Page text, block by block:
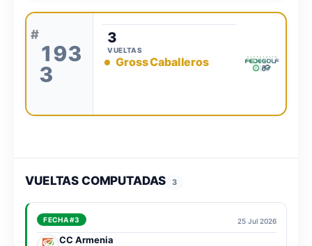
#
193
3
Gross Caballeros
3
VUELTAS
VUELTAS COMPUTADAS 3
FECHA #3 25 Jul 2026
CC Armenia